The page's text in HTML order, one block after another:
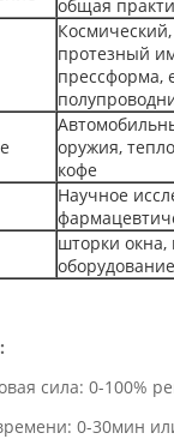
общая
протезный
прессформа,
оружия,
кофе
Научное
шторки окна,
сила: 0-100%
0-30мин